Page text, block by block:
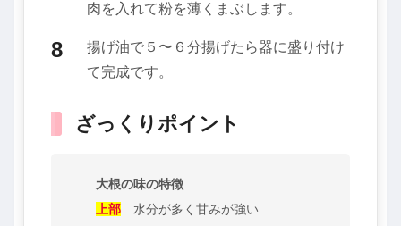
肉を入れて粉を薄くまぶします。
揚げ油で５〜６分揚げたら器に盛り付け
て完成です。
ざっくりポイント
大根の味の特徴
上部…水分が多く甘みが強い